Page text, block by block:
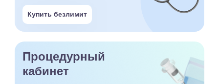
Купить безлимит
Процедурный
кабинет